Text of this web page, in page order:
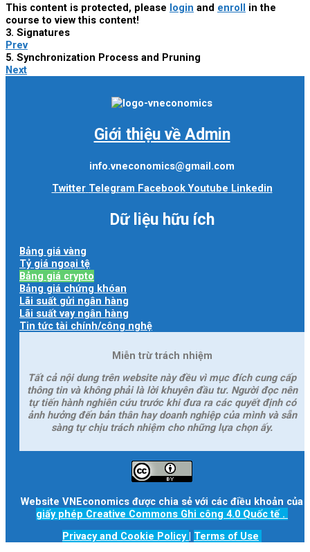
This content is protected, please login and enroll in the
course to view this content!
3. Signatures
Prev
5. Synchronization Process and Pruning
Next
Giới thiệu về Admin
info.vneconomics@gmail.com
Twitter Telegram Facebook Youtube Linkedin
Dữ liệu hữu ích
Bảng giá vàng
Tỷ giá ngoại tệ
Bảng giá crypto
Bảng giá chứng khóan
Lãi suất gửi ngân hàng
Lãi suất vay ngân hàng
Tin tức tài chính/công nghệ
Miễn trừ trách nhiệm
Tất cả nội dung trên website này đều vì mục đích cung cấp
thông tin và không phải là lời khuyên đầu tư. Người đọc nên
tự tiến hành nghiên cứu trước khi đưa ra các quyết định có
ảnh hưởng đến bản thân hay doanh nghiệp của mình và sẵn
sàng tự chịu trách nhiệm cho những lựa chọn ấy.
Website VNEconomics được chia sẻ với các điều khoản của
giấy phép Creative Commons Ghi công 4.0 Quốc tế .
Privacy and Cookie Policy
Terms of Use